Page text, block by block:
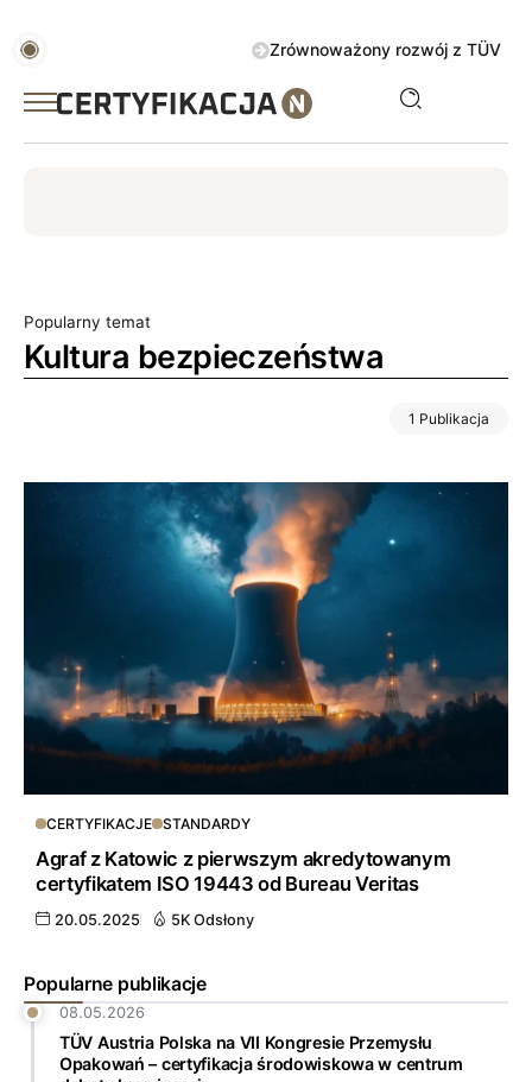
Zrównoważony rozwój z TÜV
Popularny temat
Kultura bezpieczeństwa
1 Publikacja
Popularne publikacje
08.05.2026
TÜV Austria Polska na VII Kongresie Przemysłu
Opakowań – certyfikacja środowiskowa w centrum
CERTYFIKACJE STANDARDY
Agraf z Katowic z pierwszym akredytowanym
certyfikatem ISO 19443 od Bureau Veritas
20.05.2025 5K Odsłony